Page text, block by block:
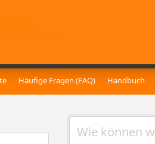
Häufige Fragen (FAQ) Handbuch